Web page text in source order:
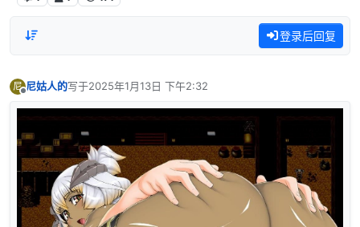
登录后回复
尼 尼姑人的写于2025年1月13日 下午2:32
最后由 编辑